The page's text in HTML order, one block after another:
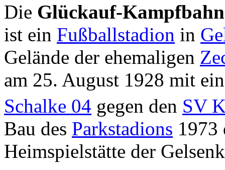
Die Glückauf-Kampfbahn
ist ein Fußballstadion in
Gelände der ehemaligen
am 25. August 1928 mit
Schalke 04 gegen den SV
Bau des Parkstadions 1973
Heimspielstätte der